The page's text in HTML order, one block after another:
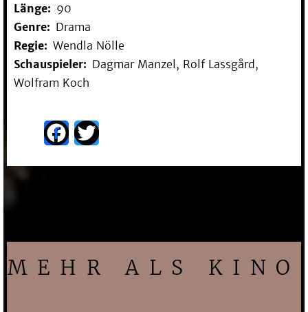
Länge
90
Genre
Drama
Regie
Wendla Nölle
Schauspieler
Dagmar Manzel, Rolf Lassgård,
Wolfram Koch
Facebook
MEHR ALS KINO